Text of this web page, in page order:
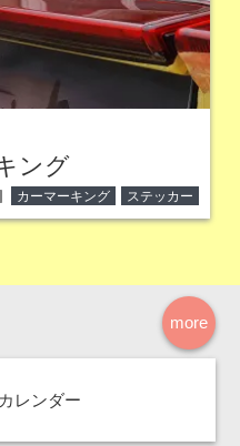
ング
カーマーキング ステッカー
more
レンダー